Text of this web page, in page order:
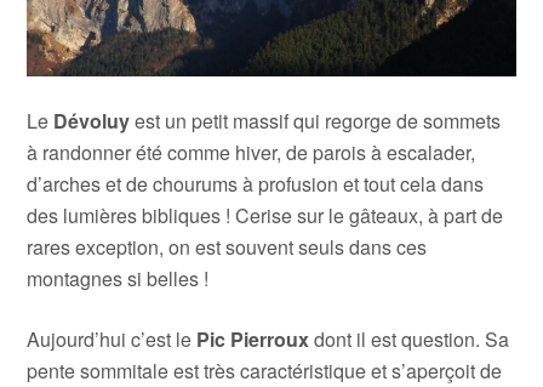
Le Dévoluyest un petit massif qui regorge de sommets
à randonner été comme hiver, de parois à escalader,
d’arches et de chourums à profusion et tout cela dans
des lumières bibliques ! Cerise sur le gâteaux, à part de
rares exception, on est souvent seuls dans ces
montagnes si belles !
Aujourd’hui c’est le Pic Pierrouxdont il est question. Sa
pente sommitale est très caractéristique et s’aperçoit de